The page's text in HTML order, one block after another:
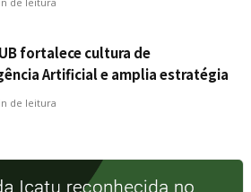
fortalece cultura de
Artificial e amplia estratégia
a organização
de leitura